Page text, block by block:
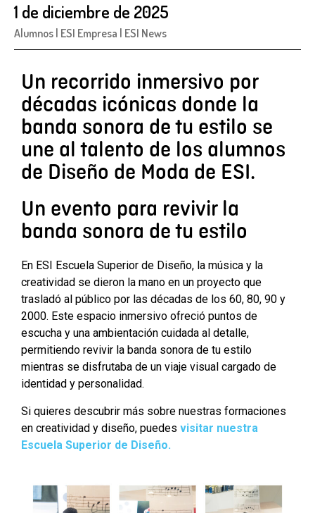
1 de diciembre de 2025
Alumnos ESI Empresa ESI News
Un recorrido inmersivo por
décadas icónicas donde la
banda sonora de tu estilo se
une al talento de los alumnos
de Diseño de Moda de ESI.
Un evento para revivir la
banda sonora de tu estilo
En ESI Escuela Superior de Diseño, la música y la
creatividad se dieron la mano en un proyecto que
trasladó al público por las décadas de los 60, 80, 90 y
2000. Este espacio inmersivo ofreció puntos de
escucha y una ambientación cuidada al detalle,
permitiendo revivir la banda sonora de tu estilo
mientras se disfrutaba de un viaje visual cargado de
identidad y personalidad.
Si quieres descubrir más sobre nuestras formaciones
en creatividad y diseño, puedes visitar nuestra
Escuela Superior de Diseño.